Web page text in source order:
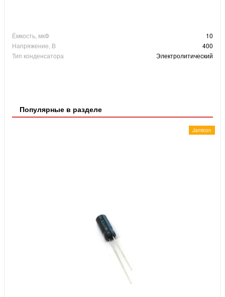
Ёмкость, мкФ
10
Напряжение, В
400
Тип конденсатора
Электролитический
Популярные в разделе
Jamicon